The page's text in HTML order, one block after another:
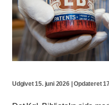
Udgivet 15. juni 2026 | Opdateret